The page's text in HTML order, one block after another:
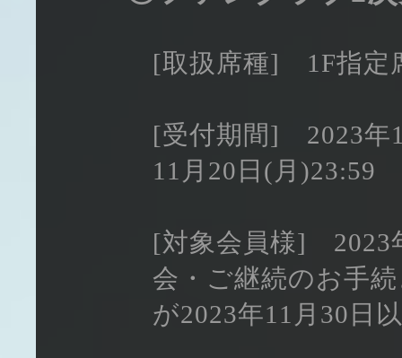
[取扱席種] 1F指定
[受付期間] 2023年
11月20日(月)23:59
[対象会員様] 2023
会・ご継続のお手
が2023年11月30日